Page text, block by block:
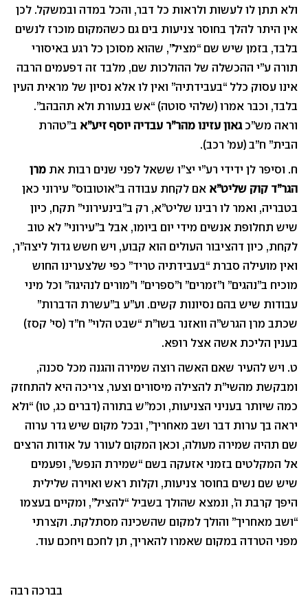
ולא תתן לו לעשות ולראות כל דבר, והכל במדה ובמשקל. לכן
אין היתר להלך בחוסר צניעות בים גם כשהמקום מוכרז לנשים
בלבד, בזמן שיש שם “מציל”, שהוא מסוכן כל רגע באיסורי
תורה ע”י ההכשלה של ההולכות שם, מלבד זה דפעמים הרבה
אינו עסוק כלל “בעבידתיה” ואין לו אלא נסיון של מראית העין
בלבד, וכבר אמרו (שלהי סוטה) “אש בנעורת ולא תהבהב”.
וראה מש”כ גאון עזינו מהר”ר עבדיה יוסף זיע”א ב”טהרת
הבית” ח”ב (עמ’ רכב).
ח. וסיפר לן ידידי רע”י יצ”ו ששאל לפני שנים רבות את מרן
הגר”ד קוק שליט”א אם לקחת עבודה ב”אוטובוס” עירוני כאן
בטבריה, ואמר לו רבינו שליט”א, רק ב”בינעירוני” תקח, כיון
שיש תחלופת אנשים מידי יום ביומו, אבל ב”עירוני” לא טוב
לקחת, כיון דהציבור העולים הוא קבוע, ויש חשש גדול ליצה”ר,
ואין מועילה סברת “בעבידתיה טריד” כפי שלצערינו החוש
מוכיח ב”נהגים” ו”זמרים” ו”ספרים” ו”מורים לנהיגה” וכל מיני
עבודות שיש בהם נסיונות קשים. וע”ע ב”עשרת הדברות”
שכתב מרן הגרש”ה וואזנר בשו”ת “שבט הלוי” ח”ד (סי’ קסז)
בענין הליכת אשה אצל רופא.
ט. ויש להעיר שאם האשה רוצה שמירה והגנה מכל סכנה,
ומבקשת מהשי”ת להצילה מיסורים וצער, צריכה היא להתחזק
כמה שיותר בעניני הצניעות, וכמ”ש בתורה (דברים כג, טו) “ולא
יראה בך ערות דבר ושב מאחריך”, ובכל מקום שיש גדר ערוה
שם תהיה שמירה מעולה, וכאן המקום לעורר על אודות הרצים
אל המקלטים בזמני אזעקה בשם “שמירת הנפש”, ופעמים
שיש שם נשים בחוסר צניעות, וקלות ראש ואוירה שלילית
היפך קרבת ה’, ונמצא שהולך בשביל “להציל”, ומקיים בעצמו
“ושב מאחריך” והולך למקום שהשכינה מסתלקת. וקצרתי
מפני הטרדה במקום שאמרו להאריך, תן לחכם ויחכם עוד.
בברכה רבה